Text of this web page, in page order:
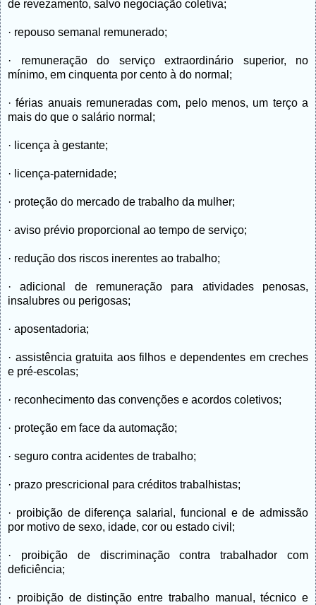
de revezamento, salvo negociação coletiva;
· repouso semanal remunerado;
· remuneração do serviço extraordinário superior, no
mínimo, em cinquenta por cento à do normal;
· férias anuais remuneradas com, pelo menos, um terço a
mais do que o salário normal;
· licença à gestante;
· licença-paternidade;
· proteção do mercado de trabalho da mulher;
· aviso prévio proporcional ao tempo de serviço;
· redução dos riscos inerentes ao trabalho;
· adicional de remuneração para atividades penosas,
insalubres ou perigosas;
· aposentadoria;
· assistência gratuita aos filhos e dependentes em creches
e pré-escolas;
· reconhecimento das convenções e acordos coletivos;
· proteção em face da automação;
· seguro contra acidentes de trabalho;
· prazo prescricional para créditos trabalhistas;
· proibição de diferença salarial, funcional e de admissão
por motivo de sexo, idade, cor ou estado civil;
· proibição de discriminação contra trabalhador com
deficiência;
· proibição de distinção entre trabalho manual, técnico e